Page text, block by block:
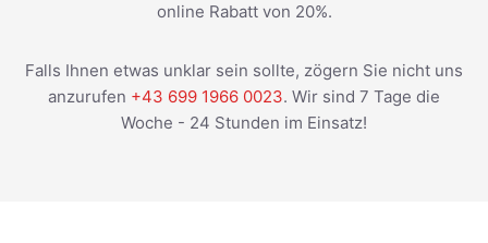
online Rabatt von 20%.
Falls Ihnen etwas unklar sein sollte, zögern Sie nicht uns
anzurufen +43 699 1966 0023. Wir sind 7 Tage die
Woche - 24 Stunden im Einsatz!